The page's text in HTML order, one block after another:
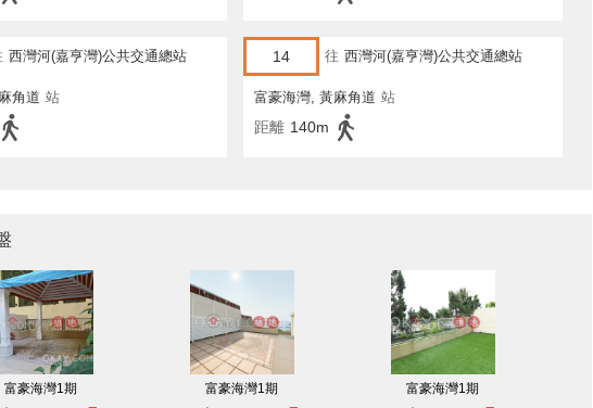
西灣河(嘉亨灣)公共交通總站
角道 站
14 往 西灣河(嘉亨灣)公共交通總站
富豪海灣, 黃麻角道 站
距離 140m
富豪海灣1期 富豪海灣1期 富豪海灣1期